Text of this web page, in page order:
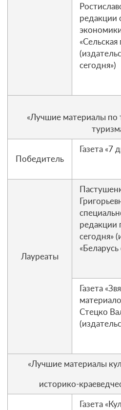
редакции
«Сельская
сегодня»)
«Лучшие материалы по
Победитель
Газета «7
Лауреаты
редакции
сегодня»
«Беларусь
Газета
Стецко
«Лучшие материалы
историко-
Газета